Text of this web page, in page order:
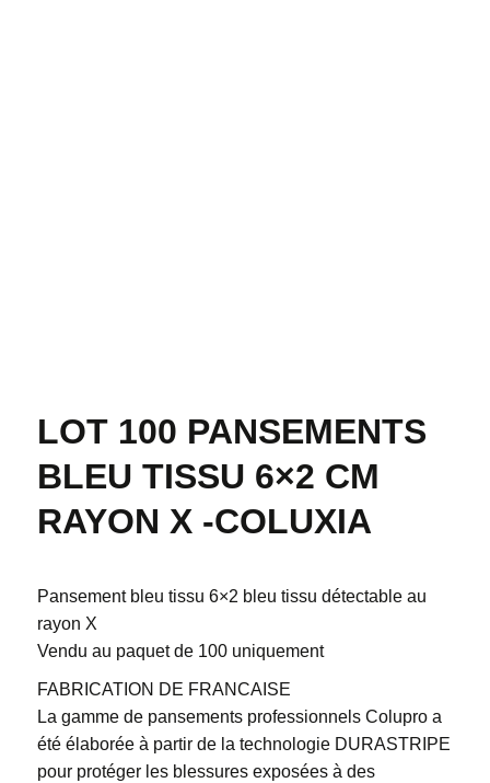
LOT 100 PANSEMENTS
BLEU TISSU 6×2 CM
RAYON X -COLUXIA
Pansement bleu tissu 6×2 bleu tissu détectable au
rayon X
Vendu au paquet de 100 uniquement
FABRICATION DE FRANCAISE
La gamme de pansements professionnels Colupro a
été élaborée à partir de la technologie DURASTRIPE
pour protéger les blessures exposées à des